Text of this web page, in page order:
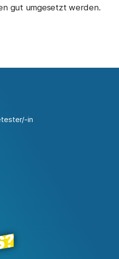
gut umgesetzt werden.
in